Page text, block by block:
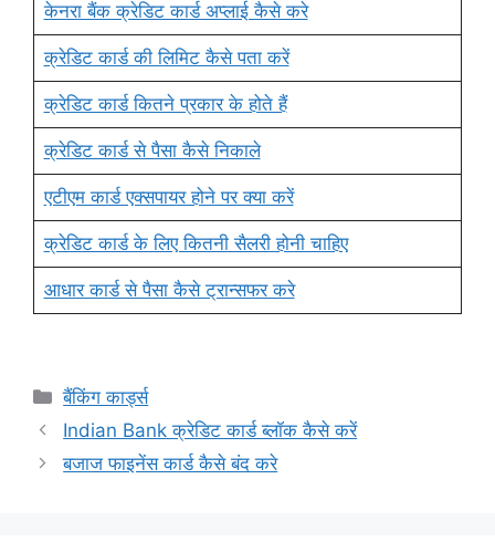
केनरा बैंक क्रेडिट कार्ड अप्लाई कैसे करे
क्रेडिट कार्ड की लिमिट कैसे पता करें
क्रेडिट कार्ड कितने प्रकार के होते हैं
क्रेडिट कार्ड से पैसा कैसे निकाले
एटीएम कार्ड एक्सपायर होने पर क्या करें
क्रेडिट कार्ड के लिए कितनी सैलरी होनी चाहिए
आधार कार्ड से पैसा कैसे ट्रान्सफर करे
Categories
बैंकिंग कार्ड्स
Indian Bank क्रेडिट कार्ड ब्लॉक कैसे करें
बजाज फाइनेंस कार्ड कैसे बंद करे